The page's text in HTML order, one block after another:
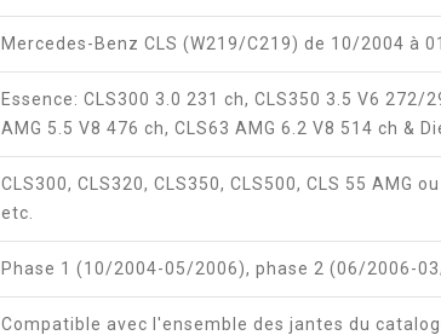
Mercedes-Benz CLS (W219/C219) de 10/2004 à
Essence: CLS300 3.0 231 ch, CLS350 3.5 V6 272/
AMG 5.5 V8 476 ch, CLS63 AMG 6.2 V8 514 ch &
CLS300, CLS320, CLS350, CLS500, CLS 55 AMG
etc.
Phase 1 (10/2004-05/2006), phase 2 (06/2006-
Compatible avec l'ensemble des jantes du